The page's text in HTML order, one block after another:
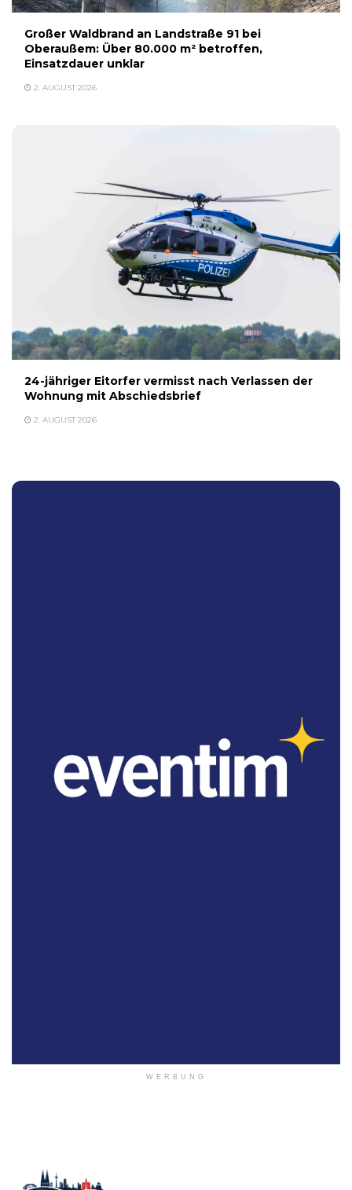
Großer Waldbrand an Landstraße 91 bei
Oberaußem: Über 80.000 m² betroffen,
Einsatzdauer unklar
2. AUGUST 2026
24-jähriger Eitorfer vermisst nach Verlassen der
Wohnung mit Abschiedsbrief
2. AUGUST 2026
WERBUNG